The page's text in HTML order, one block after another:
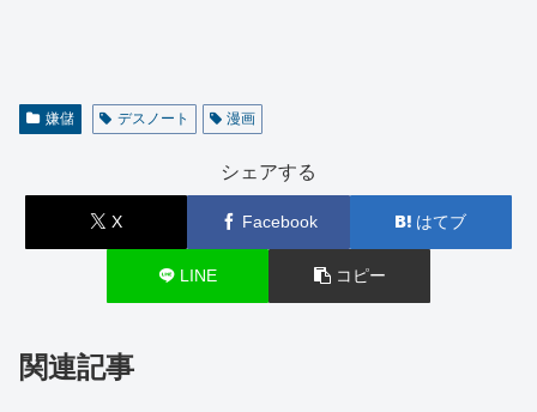
嫌儲 デスノート 漫画
シェアする
X Facebook はてブ
LINE コピー
関連記事